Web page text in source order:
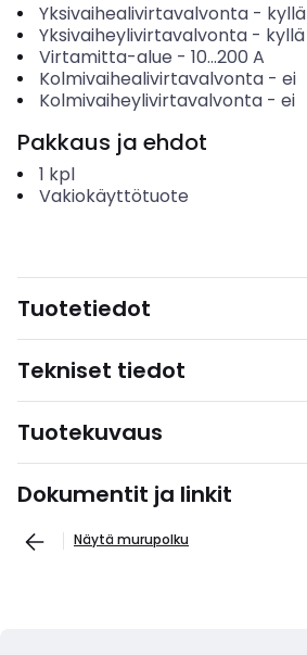
Yksivaihealivirtavalvonta- kyllä
Yksivaiheylivirtavalvonta- kyllä
Virtamitta-alue - 10...200 A
Kolmivaihealivirtavalvonta- ei
Kolmivaiheylivirtavalvonta- ei
Pakkaus ja ehdot
1 kpl
Vakiokäyttötuote
Tuotetiedot
Tekniset tiedot
Tuotekuvaus
Dokumentit ja linkit
Näytä murupolku